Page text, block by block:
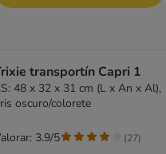
transportín Capri 1
48 x 32 x 31 cm (L x An x Al),
oscuro/colorete
3.9/5 (27)